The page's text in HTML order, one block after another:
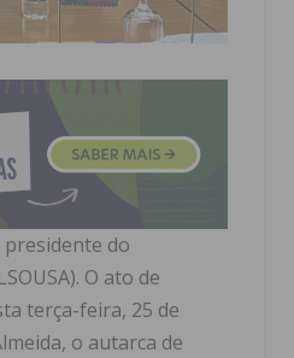
presidente do
O ato de
terça-feira, 25 de
o autarca de